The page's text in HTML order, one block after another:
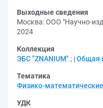
Выходные сведения
Москва: ООО "Научно-
2024
Коллекция
ЭБС "ZNANIUM" ; Общая
Тематика
Физико-
УДК